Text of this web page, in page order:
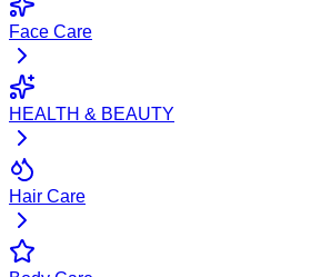
Face Care
HEALTH & BEAUTY
Hair Care